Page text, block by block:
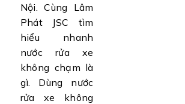
Nội. Cùng Lâm
Phát JSC tìm
hiểu nhanh
nước rửa xe
không chạm là
gì. Dùng nước
rửa xe không